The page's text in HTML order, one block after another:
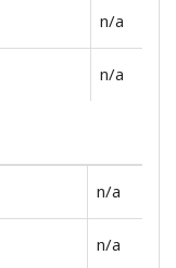
n/a
n/a
n/a
n/a